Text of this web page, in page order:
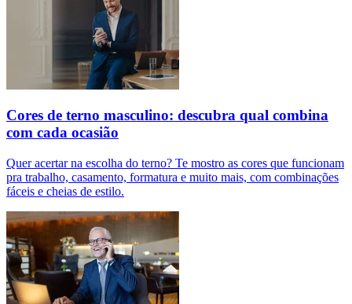
Cores de terno masculino: descubra qual combina
com cada ocasião
Quer acertar na escolha do terno? Te mostro as cores que funcionam
pra trabalho, casamento, formatura e muito mais, com combinações
fáceis e cheias de estilo.